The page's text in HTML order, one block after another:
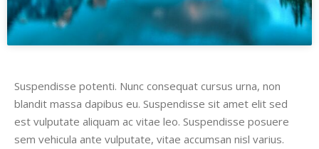
Suspendisse potenti. Nunc consequat cursus urna, non
blandit massa dapibus eu. Suspendisse sit amet elit sed
est vulputate aliquam ac vitae leo. Suspendisse posuere
sem vehicula ante vulputate, vitae accumsan nisl varius.